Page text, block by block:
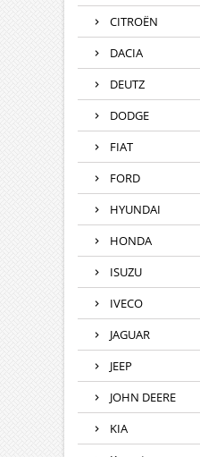
CITROËN
DACIA
DEUTZ
DODGE
FIAT
FORD
HYUNDAI
HONDA
ISUZU
IVECO
JAGUAR
JEEP
JOHN DEERE
KIA